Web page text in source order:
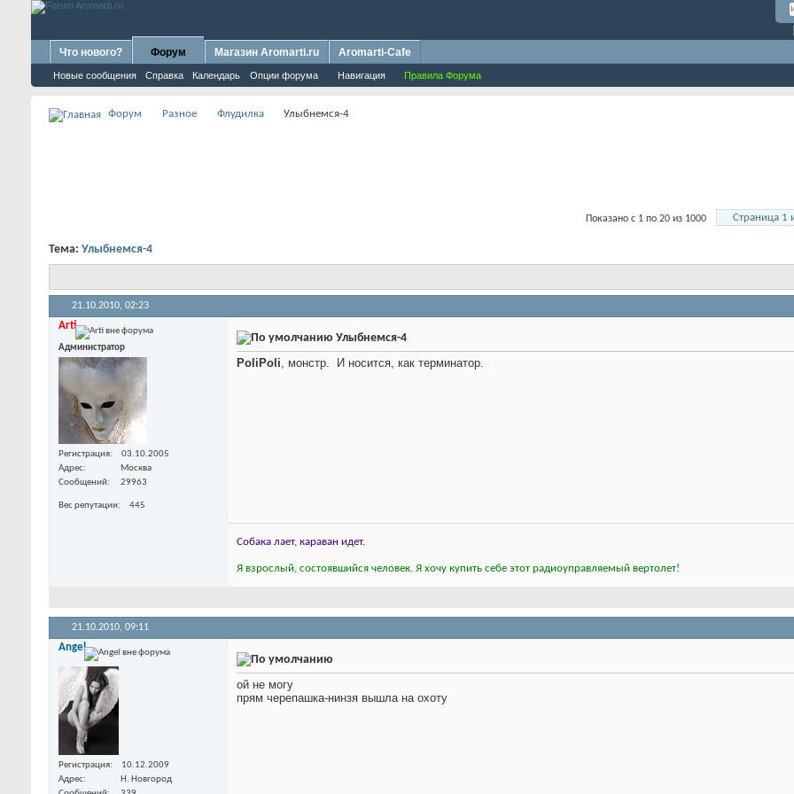
Что нового? Форум
Новые сообщения Справка Календарь Опции форума Навигация Правила Форума
Магазин Aromarti.ru Aromarti-Cafe
Форум Разное Флудилка Улыбнемся-4
Страница 1
Показано с 1 по 20 из 1000
Тема: Улыбнемся-4
21.10.2010, 02:23
Arti
Администратор
Регистрация
03.10.2005
Адрес
Москва
Сообщений
29963
Вес репутации 445
Улыбнемся-4
PoliPoli, монстр. И носится, как терминатор.
Собака лает, караван идет.
Я взрослый, состоявшийся человек. Я хочу купить себе этот радиоуправляемый вертолет!
21.10.2010, 09:11
Angel
Регистрация
10.12.2009
Адрес
Н. Новгород
ой не могу
прям черепашка-нинзя вышла на охоту